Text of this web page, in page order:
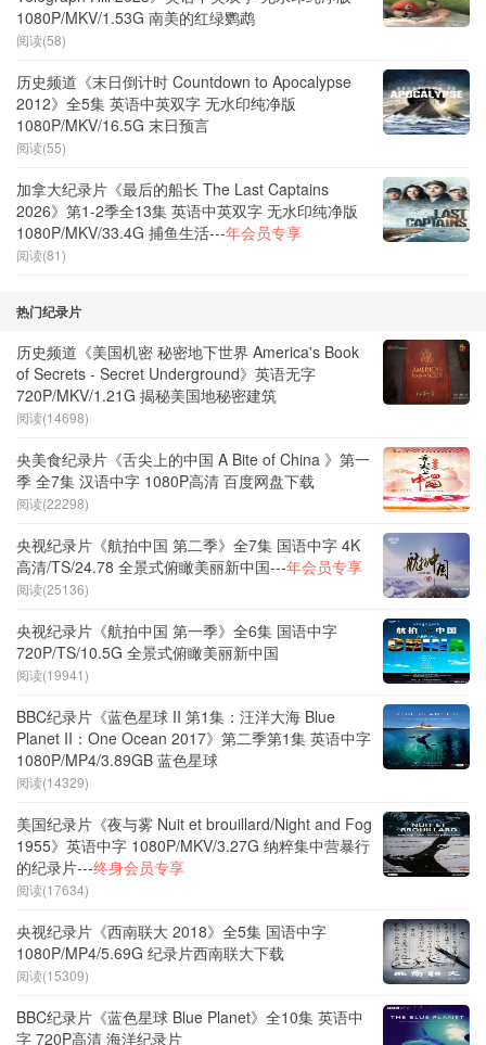
1080P/MKV/1.53G 南美的红绿鹦鹉
阅读(58)
历史频道《末日倒计时 Countdown to Apocalypse
2012》全5集 英语中英双字 无水印纯净版
1080P/MKV/16.5G 末日预言
阅读(55)
加拿大纪录片《最后的船长 The Last Captains
2026》第1-2季全13集 英语中英双字 无水印纯净版
1080P/MKV/33.4G 捕鱼生活---年会员专享
阅读(81)
热门纪录片
历史频道《美国机密 秘密地下世界 America's Book
of Secrets - Secret Underground》英语无字
720P/MKV/1.21G 揭秘美国地秘密建筑
阅读(14698)
央美食纪录片《舌尖上的中国 A Bite of China 》第一
季 全7集 汉语中字 1080P高清 百度网盘下载
阅读(22298)
央视纪录片《航拍中国 第二季》全7集 国语中字 4K
高清/TS/24.78 全景式俯瞰美丽新中国---年会员专享
阅读(25136)
央视纪录片《航拍中国 第一季》全6集 国语中字
720P/TS/10.5G 全景式俯瞰美丽新中国
阅读(19941)
BBC纪录片《蓝色星球 II 第1集：汪洋大海 Blue
Planet II：One Ocean 2017》第二季第1集 英语中字
1080P/MP4/3.89GB 蓝色星球
阅读(14329)
美国纪录片《夜与雾 Nuit et brouillard/Night and Fog
1955》英语中字 1080P/MKV/3.27G 纳粹集中营暴行
的纪录片---终身会员专享
阅读(17634)
央视纪录片《西南联大 2018》全5集 国语中字
1080P/MP4/5.69G 纪录片西南联大下载
阅读(15309)
BBC纪录片《蓝色星球 Blue Planet》全10集 英语中
字 720P高清 海洋纪录片